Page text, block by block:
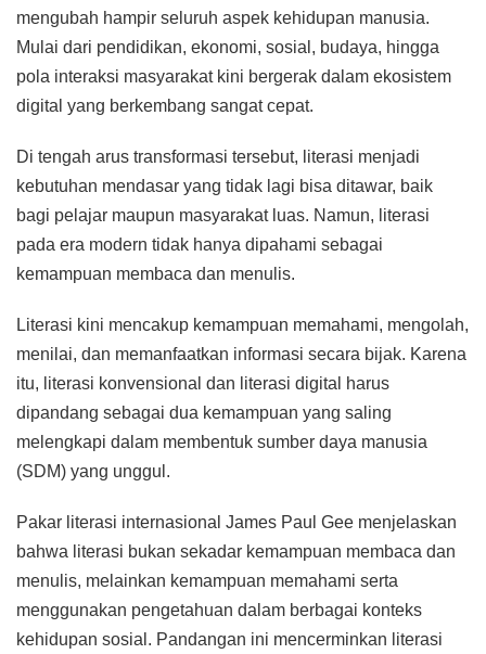
mengubah hampir seluruh aspek kehidupan manusia.
Mulai dari pendidikan, ekonomi, sosial, budaya, hingga
pola interaksi masyarakat kini bergerak dalam ekosistem
digital yang berkembang sangat cepat.
Di tengah arus transformasi tersebut, literasi menjadi
kebutuhan mendasar yang tidak lagi bisa ditawar, baik
bagi pelajar maupun masyarakat luas. Namun, literasi
pada era modern tidak hanya dipahami sebagai
kemampuan membaca dan menulis.
Literasi kini mencakup kemampuan memahami, mengolah,
menilai, dan memanfaatkan informasi secara bijak. Karena
itu, literasi konvensional dan literasi digital harus
dipandang sebagai dua kemampuan yang saling
melengkapi dalam membentuk sumber daya manusia
(SDM) yang unggul.
Pakar literasi internasional James Paul Gee menjelaskan
bahwa literasi bukan sekadar kemampuan membaca dan
menulis, melainkan kemampuan memahami serta
menggunakan pengetahuan dalam berbagai konteks
kehidupan sosial. Pandangan ini mencerminkan literasi